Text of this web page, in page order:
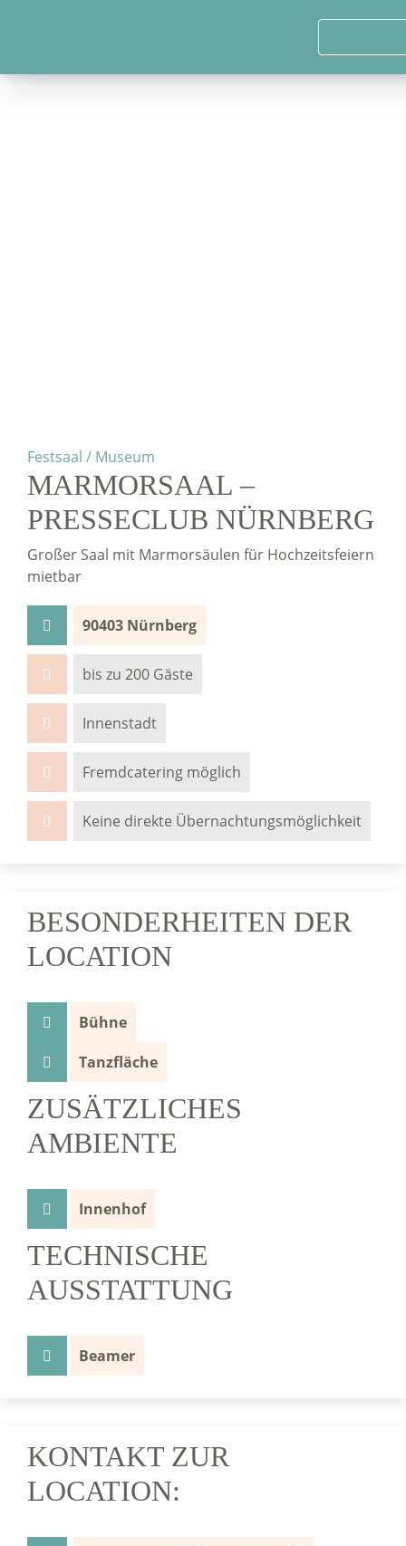
Festsaal / Museum
MARMORSAAL –
PRESSECLUB NÜRNBERG
Großer Saal mit Marmorsäulen für Hochzeitsfeiern
mietbar
90403 Nürnberg
bis zu 200 Gäste
Innenstadt
Fremdcatering möglich
Keine direkte Übernachtungsmöglichkeit
BESONDERHEITEN DER
LOCATION
Bühne
Tanzfläche
ZUSÄTZLICHES
AMBIENTE
Innenhof
TECHNISCHE
AUSSTATTUNG
Beamer
KONTAKT ZUR
LOCATION: